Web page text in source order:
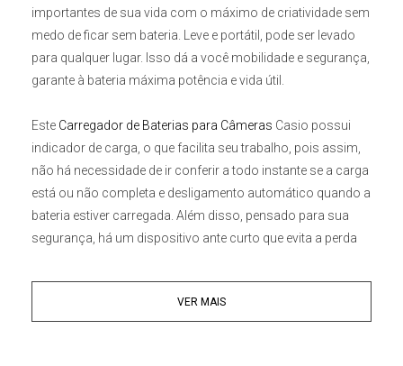
importantes de sua vida com o máximo de criatividade sem
medo de ficar sem bateria. Leve e portátil, pode ser levado
para qualquer lugar. Isso dá a você mobilidade e segurança,
garante à bateria máxima potência e vida útil.
Este Carregador de Baterias para Câmeras Casio possui
indicador de carga, o que facilita seu trabalho, pois assim,
não há necessidade de ir conferir a todo instante se a carga
está ou não completa e desligamento automático quando a
bateria estiver carregada. Além disso, pensado para sua
segurança, há um dispositivo ante curto que evita a perda
VER MAIS